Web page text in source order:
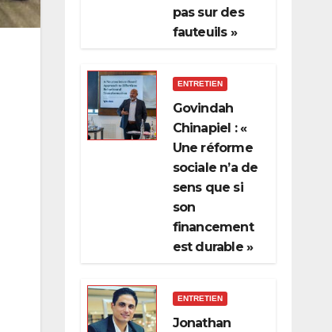
pas sur des
fauteuils »
ENTRETIEN
Govindah
Chinapiel : «
Une réforme
sociale n’a de
sens que si
son
financement
est durable »
ENTRETIEN
Jonathan